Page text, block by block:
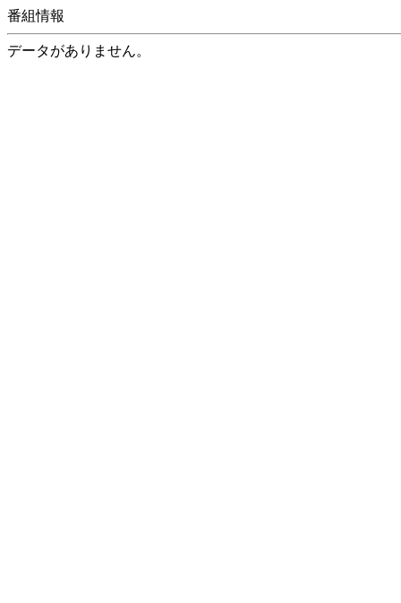
番組情報
データがありません。